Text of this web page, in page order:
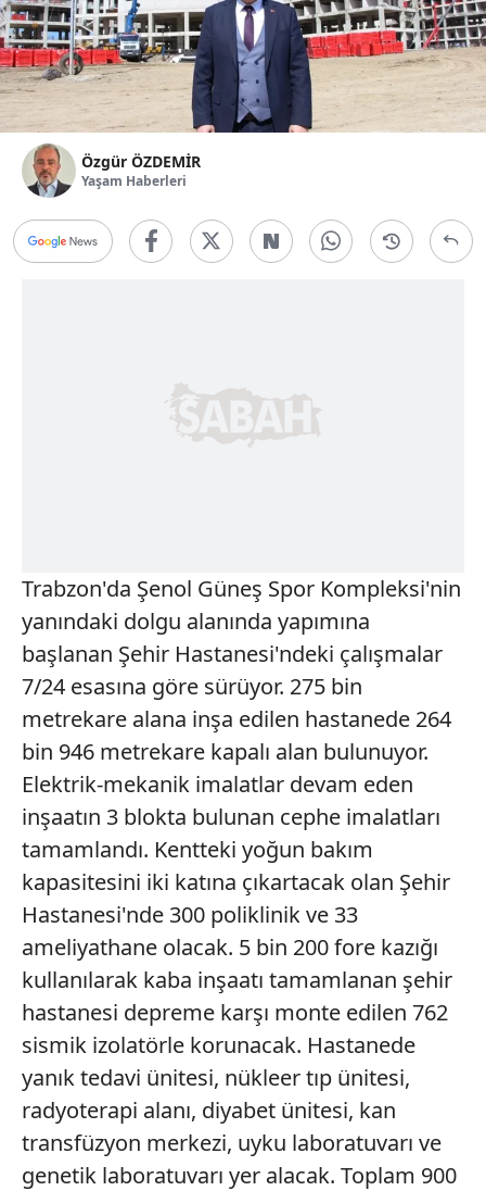
Özgür ÖZDEMİR
Yaşam Haberleri
Trabzon'da Şenol Güneş Spor Kompleksi'nin
yanındaki dolgu alanında yapımına
başlanan Şehir Hastanesi'ndeki çalışmalar
7/24 esasına göre sürüyor. 275 bin
metrekare alana inşa edilen hastanede 264
bin 946 metrekare kapalı alan bulunuyor.
Elektrik-mekanik imalatlar devam eden
inşaatın 3 blokta bulunan cephe imalatları
tamamlandı. Kentteki yoğun bakım
kapasitesini iki katına çıkartacak olan Şehir
Hastanesi'nde 300 poliklinik ve 33
ameliyathane olacak. 5 bin 200 fore kazığı
kullanılarak kaba inşaatı tamamlanan şehir
hastanesi depreme karşı monte edilen 762
sismik izolatörle korunacak. Hastanede
yanık tedavi ünitesi, nükleer tıp ünitesi,
radyoterapi alanı, diyabet ünitesi, kan
transfüzyon merkezi, uyku laboratuvarı ve
genetik laboratuvarı yer alacak. Toplam 900